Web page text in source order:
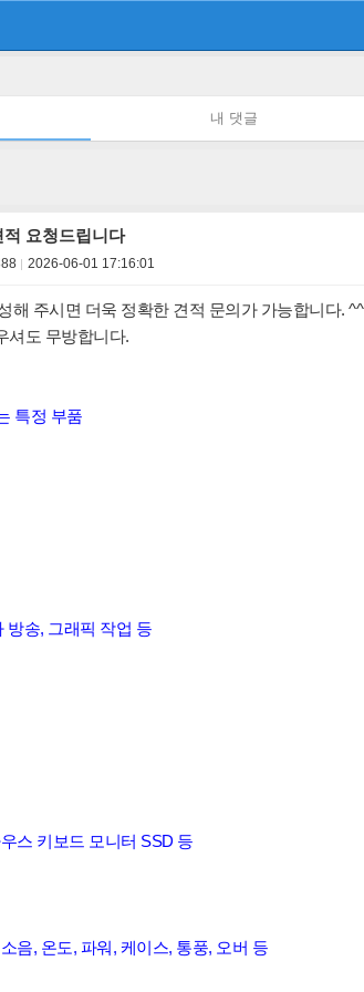
내 댓글
요청드립니다
2026-06-01 17:16:01
해 주시면 더욱 정확한 견적 문의가 가능합니다. ^^
셔도 무방합니다.
특정 부품
방송, 그래픽 작업 등
스 키보드 모니터 SSD 등
음, 온도, 파워, 케이스, 통풍, 오버 등